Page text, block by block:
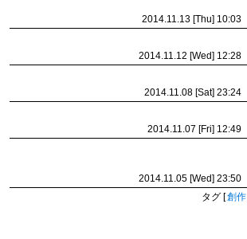
2014.11.13 [Thu] 10:03
2014.11.12 [Wed] 12:28
2014.11.08 [Sat] 23:24
2014.11.07 [Fri] 12:49
2014.11.05 [Wed] 23:50
タグ [創作